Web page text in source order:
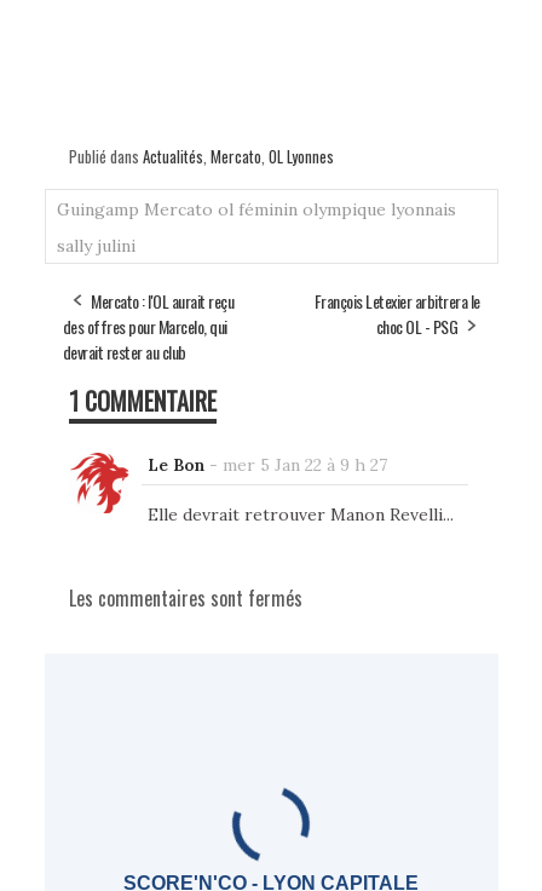
Publié dans Actualités Mercato OL Lyonnes
Guingamp Mercato ol féminin olympique lyonnais
sally julini
Mercato : l'OL aurait reçu
des offres pour Marcelo, qui
devrait rester au club
François Letexier arbitrera le
choc OL - PSG
1 COMMENTAIRE
Le Bon - mer 5 Jan 22 à 9 h 27
Elle devrait retrouver Manon Revelli...
Les commentaires sont fermés
SCORE'N'CO - LYON CAPITALE